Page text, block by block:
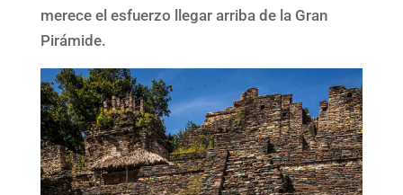
merece el esfuerzo llegar arriba de la Gran
Pirámide.